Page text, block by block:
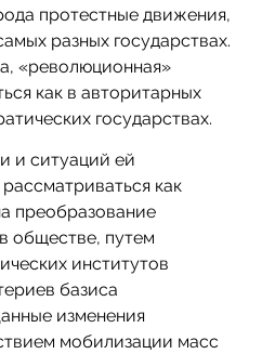
протестные движения,
разных государствах.
«революционная»
как в авторитарных
государствах.
и ситуаций ей
как
преобразование
обществе, путем
институтов
базиса
изменения
мобилизации масс